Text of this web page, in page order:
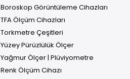
Boroskop Görüntüleme Cihazları
TFA Ölçüm Cihazları
Torkmetre Çeşitleri
Yüzey Pürüzlülük Ölçer
Yağmur Ölçer | Plüviyometre
Renk Ölçüm Cihazı